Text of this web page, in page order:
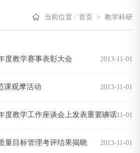
当前位置 : 首页 > 教学科研
度教学赛事表彰大会 2013-11-01
课观摩活动 2013-11-01
度教学工作座谈会上发表重要讲话2013-11-01
量目标管理考评结果揭晓 2013-11-01